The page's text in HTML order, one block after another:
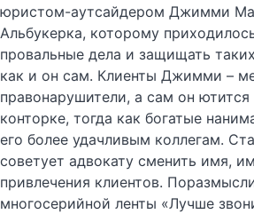
юристом-аутсайдером Джимми
Альбукерка, которому
провальные дела и защищать
как и он сам. Клиенты Джимми –
правонарушители, а сам он
конторке, тогда как богатые
его более удачливым коллегам.
советует адвокату сменить имя,
привлечения клиентов.
многосерийной ленты «Лучше